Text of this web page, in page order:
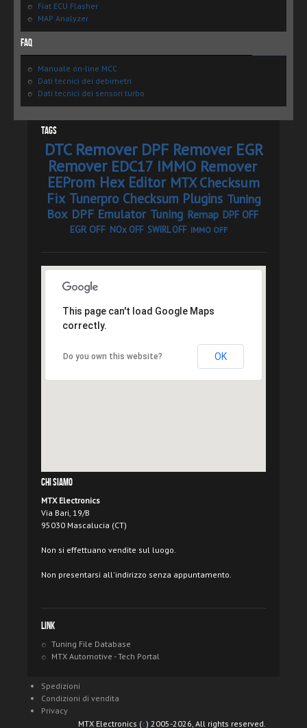
Fiat ECU Flasher
MAP Analyzer
FAQ
Manuale on-line MCC
Dati tecnici dei debimetri
Dati tecnici dei sensori turbo
Tags
DTC Remover DPF Remover EGR
Remover EDC17 IMMO Remover
EEProm Hex Editor MTX Checksum
Fix Tunerpro Checksum Plugins Tuning
Box DPF Emulator Tuning Remap DPF OFF
EGR OFF NOx OFF SWIRL OFF IMMO OFF
This page can't load Google Maps
correctly.
Do you own this website? OK
Chi Siamo
MTX Electronics
Via Bari, 19/B
95030 Mascalucia (CT)
Non si effettuano vendite sul luogo.
Non presentarsi all'indirizzo senza appuntamento.
Link
Tuning File Database
MTX Automotive - Tech Portal
Spedizioni
Condizioni di vendita
Privacy
MTX Electronics (c) 2005-2026, All rights reserved.